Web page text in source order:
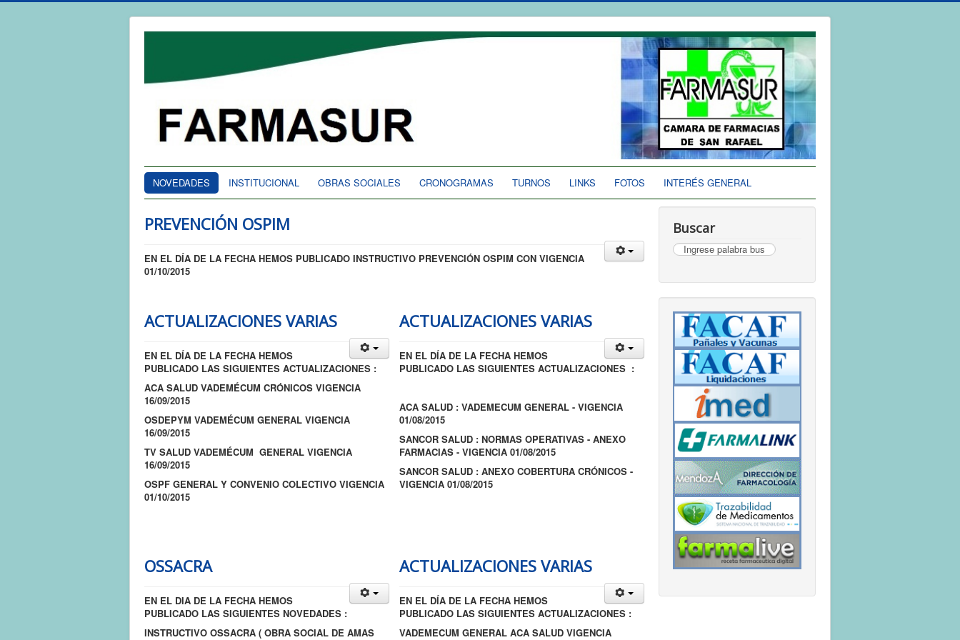
NOVEDADES INSTITUCIONAL OBRAS SOCIALES CRONOGRAMAS TURNOS LINKS FOTOS INTERÉS GENERAL
PREVENCIÓN OSPIM
EN EL DÍA DE LA FECHA HEMOS PUBLICADO INSTRUCTIVO PREVENCIÓN OSPIM CON VIGENCIA
01/10/2015
ACTUALIZACIONES VARIAS
EN EL DÍA DE LA FECHA HEMOS
PUBLICADO LAS SIGUIENTES ACTUALIZACIONES :
ACA SALUD VADEMÉCUM CRÓNICOS VIGENCIA
16/09/2015
OSDEPYM VADEMÉCUM GENERAL VIGENCIA
16/09/2015
TV SALUD VADEMÉCUM GENERAL VIGENCIA
16/09/2015
OSPF GENERAL Y CONVENIO COLECTIVO VIGENCIA
01/10/2015
ACTUALIZACIONES VARIAS
EN EL DÍA DE LA FECHA HEMOS
PUBLICADO LAS SIGUIENTES ACTUALIZACIONES :
ACA SALUD : VADEMECUM GENERAL - VIGENCIA
01/08/2015
SANCOR SALUD : NORMAS OPERATIVAS - ANEXO
FARMACIAS - VIGENCIA 01/08/2015
SANCOR SALUD : ANEXO COBERTURA CRÓNICOS -
VIGENCIA 01/08/2015
OSSACRA
EN EL DIA DE LA FECHA HEMOS
PUBLICADO LAS SIGUIENTES NOVEDADES :
INSTRUCTIVO OSSACRA ( OBRA SOCIAL DE AMAS
ACTUALIZACIONES VARIAS
EN EL DÍA DE LA FECHA HEMOS
PUBLICADO LAS SIGUIENTES ACTUALIZACIONES :
VADEMECUM GENERAL ACA SALUD VIGENCIA
Buscar
Buscar